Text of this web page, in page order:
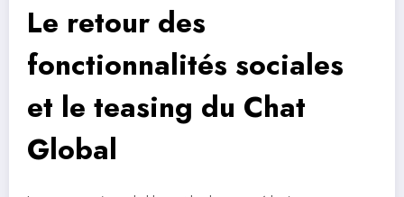
Le retour des
fonctionnalités sociales
et le teasing du Chat
Global